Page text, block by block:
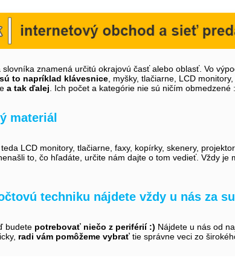
slovníka znamená určitú okrajovú časť alebo oblasť. Vo
sú to napríklad klávesnice , myšky, tlačiarne, LCD
a tak ďalej . Ich počet a kategórie nie sú ničím obmedzené
materiál
LCD monitory, tlačiarne, faxy, kopírky, skenery,
to, čo hľadáte, určite nám dajte o tom vedieť. Vždy
techniku nájdete vždy u nás za
budete potrebovať niečo z periférií :) Nájdete u nás od
radi vám pomôžeme vybrať tie správne veci zo